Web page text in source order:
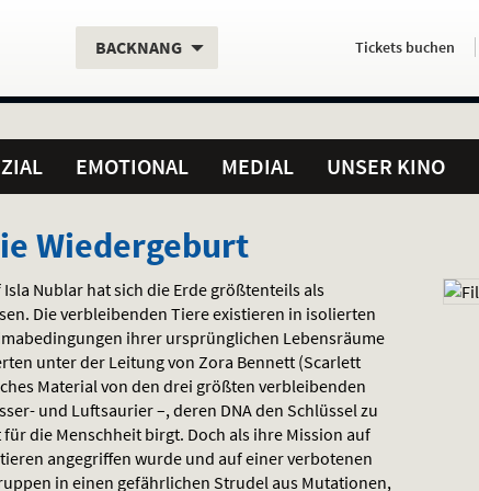
Aktueller
BACKNANG. Servicefunktionen
Aktuelles
HierTickets buchen .
EMOTIONAL MEDIAL UNSER KINO
Wiedergeburt
Nublar hat sich die Erde größtenteils als
Die verbleibenden Tiere existieren in isolierten
ihrer ursprünglichen Lebensräume
unter der Leitung von Zora Bennett (Scarlett
Material von den drei größten verbleibenden
und Luftsaurier –, deren DNAden Schlüssel zu
die Menschheit birgt. Doch als ihre Mission auf
angegriffen wurde und auf einer verbotenen
in einen gefährlichen Strudel aus Mutationen,